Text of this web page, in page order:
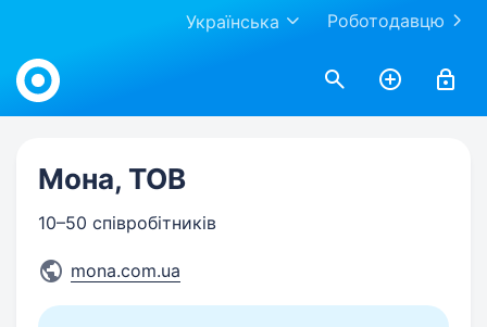
Роботодавцю
Українська
Work.ua
Мона, ТОВ
10–50 співробітників
mona.com.ua